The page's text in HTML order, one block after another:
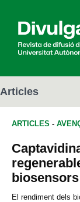
Articles
Agenda
Articles
ARTICLES -
El rendiment dels